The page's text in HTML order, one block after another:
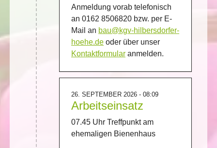
Anmeldung vorab telefonisch
an 0162 8506820 bzw. per E-
Mail an bau@kgv-hilbersdorfer-
hoehe.de oder über unser
Kontaktformular anmelden.
26. SEPTEMBER 2026 - 08:09
Arbeitseinsatz
07.45 Uhr Treffpunkt am
ehemaligen Bienenhaus